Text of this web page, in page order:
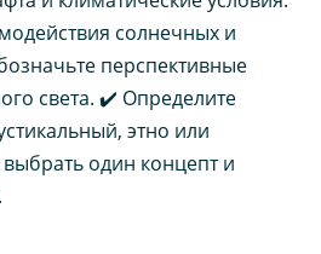
солнечных и
перспективные
света. ✔️ Определите
этно или
один концепт и